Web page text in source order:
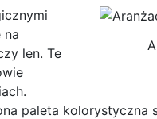
na
len. Te
paleta kolorystyczna